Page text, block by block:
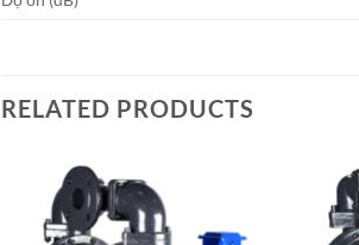
RELATED PRODUCTS